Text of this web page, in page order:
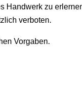
Handwerk zu
verboten.
Vorgaben.